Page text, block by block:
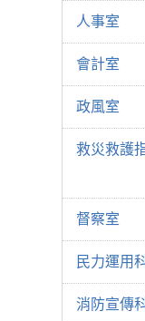
人事室
會計室
政風室
救災救護
督察室
民力運用
消防宣傳